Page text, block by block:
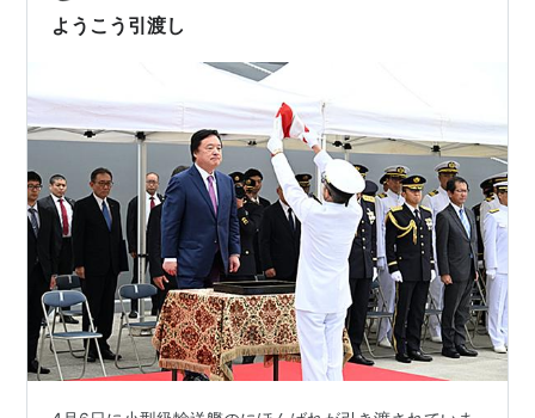
海艦艇を補うための、掃海能力も付与されていました。
ようこう引渡し